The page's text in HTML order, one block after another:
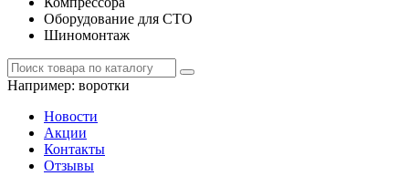
Оборудование для СТО
Шиномонтаж
Например: воротки
Новости
Акции
Контакты
Отзывы